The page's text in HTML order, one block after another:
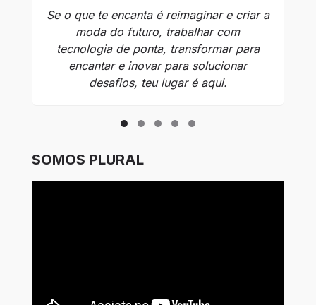
Se o que te encanta é reimaginar e criar a
moda do futuro, trabalhar com
tecnologia de ponta, transformar para
encantar e inovar para solucionar
desafios, teu lugar é aqui.
SOMOS PLURAL